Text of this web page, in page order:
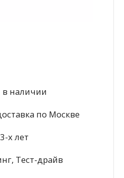
в наличии
по Москве
х лет
Тест-драйв